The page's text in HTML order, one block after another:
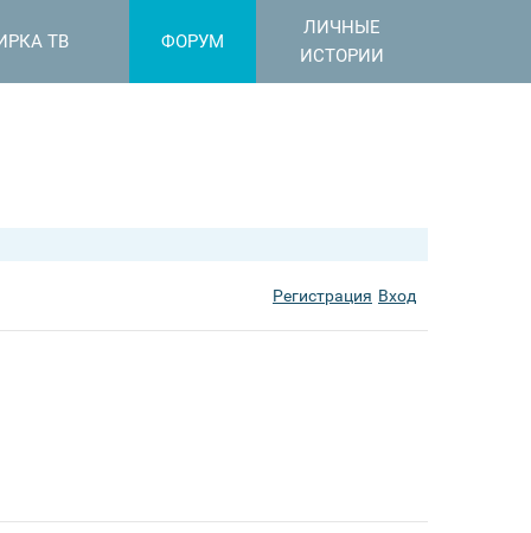
ТВ ФОРУМ
ЛИЧНЫЕ
ИСТОРИИ
Регистрация Вход